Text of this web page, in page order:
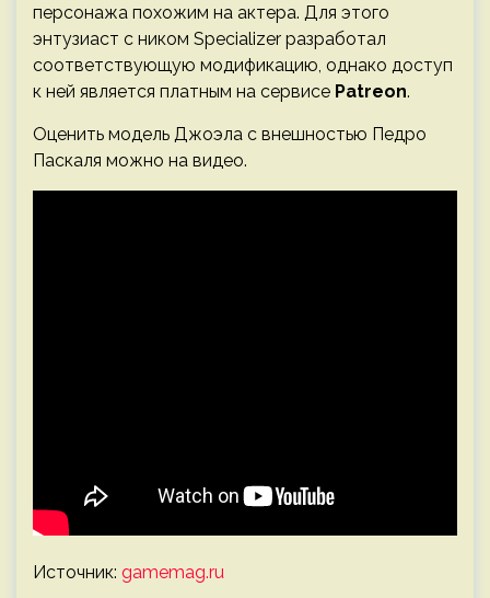
персонажа похожим на актера. Для этого
энтузиаст с ником Specializer разработал
соответствующую модификацию, однако доступ
к ней является платным на сервисе Patreon.
Оценить модель Джоэла с внешностью Педро
Паскаля можно на видео.
Источник: gamemag.ru